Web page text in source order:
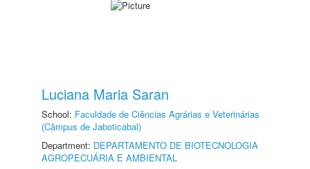
Luciana Maria Saran
School: Faculdade de Ciências Agrárias e Veterinárias
(Câmpus de Jaboticabal)
Department: DEPARTAMENTO DE BIOTECNOLOGIA
AGROPECUÁRIA E AMBIENTAL